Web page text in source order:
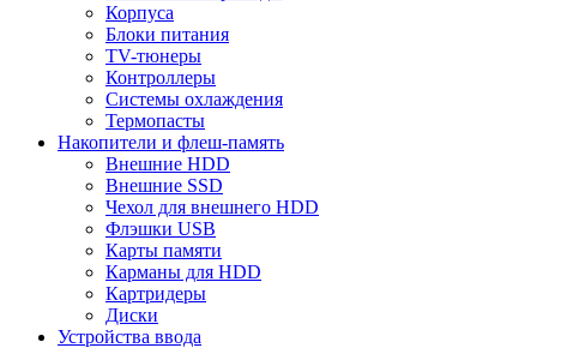
Корпуса
Блоки питания
TV-тюнеры
Контроллеры
Системы охлаждения
Термопасты
Накопители и флеш-память
Внешние HDD
Внешние SSD
Чехол для внешнего HDD
Флэшки USB
Карты памяти
Карманы для HDD
Картридеры
Диски
Устройства ввода